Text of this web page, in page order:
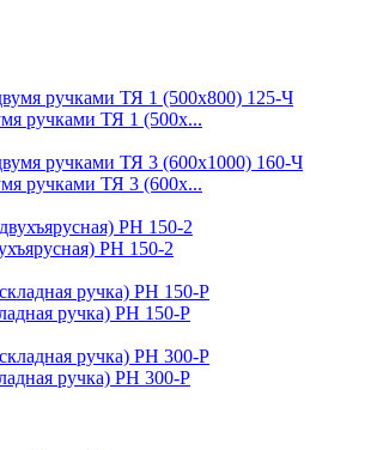
ручками ТЯ 1 (500х...
ручками ТЯ 3 (600х...
PH 150-2
ручка) PH 150-P
ручка) PH 300-P